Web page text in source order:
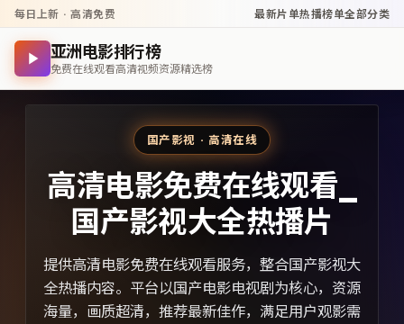
每日上新 · 高清免费 最新片单热播榜单全部分类
亚洲电影排行榜
免费在线观看高清视频资源精选榜
国产影视 · 高清在线
高清电影免费在线观看_
国产影视大全热播片
提供高清电影免费在线观看服务，整合国产影视大
全热播内容。平台以国产电影电视剧为核心，资源
海量，画质超清，推荐最新佳作，满足用户观影需